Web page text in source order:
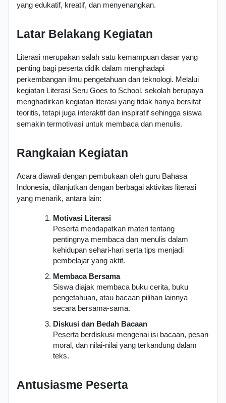
yang edukatif, kreatif, dan menyenangkan.
Latar Belakang Kegiatan
Literasi merupakan salah satu kemampuan dasar yang
penting bagi peserta didik dalam menghadapi
perkembangan ilmu pengetahuan dan teknologi. Melalui
kegiatan Literasi Seru Goes to School, sekolah berupaya
menghadirkan kegiatan literasi yang tidak hanya bersifat
teoritis, tetapi juga interaktif dan inspiratif sehingga siswa
semakin termotivasi untuk membaca dan menulis.
Rangkaian Kegiatan
Acara diawali dengan pembukaan oleh guru Bahasa
Indonesia, dilanjutkan dengan berbagai aktivitas literasi
yang menarik, antara lain:
Motivasi Literasi
Peserta mendapatkan materi tentang
pentingnya membaca dan menulis dalam
kehidupan sehari-hari serta tips menjadi
pembelajar yang aktif.
Membaca Bersama
Siswa diajak membaca buku cerita, buku
pengetahuan, atau bacaan pilihan lainnya
secara bersama-sama.
Diskusi dan Bedah Bacaan
Peserta berdiskusi mengenai isi bacaan, pesan
moral, dan nilai-nilai yang terkandung dalam
teks.
Antusiasme Peserta